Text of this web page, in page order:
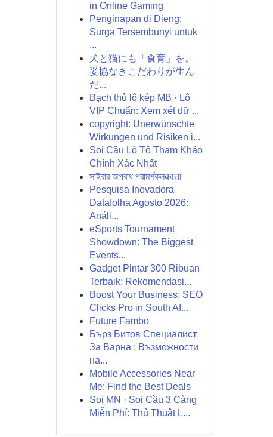
in Online Gaming
Penginapan di Dieng:
Surga Tersembunyi untuk
...
犬と猫にも「食育」を。
妥協なきこだわりが生ん
だ...
Bạch thủ lô kép MB · Lô
VIP Chuẩn: Xem xét dữ ...
copyright: Unerwünschte
Wirkungen und Risiken i...
Soi Cầu Lô Tô Tham Khảo
Chính Xác Nhất
সাইবার অপরাধ পরামর্শকলकाता
Pesquisa Inovadora
Datafolha Agosto 2026:
Análi...
eSports Tournament
Showdown: The Biggest
Events...
Gadget Pintar 300 Ribuan
Terbaik: Rekomendasi...
Boost Your Business: SEO
Clicks Pro in South Af...
Future Fambo
Бърз Битов Специалист
За Варна : Възможности
на...
Mobile Accessories Near
Me: Find the Best Deals
Soi MN · Soi Cầu 3 Càng
Miễn Phí: Thủ Thuật L...